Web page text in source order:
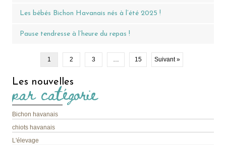
Les bébés Bichon Havanais nés à l’été 2025 !
Pause tendresse à l’heure du repas !
1 2 3 … 15 Suivant »
Les nouvelles
par catégorie
Bichon havanais
chiots havanais
L'élevage